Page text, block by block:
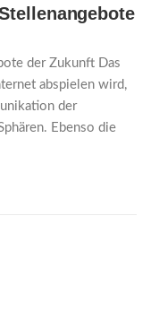
der Zukunft Das
abspielen wird,
der
Ebenso die